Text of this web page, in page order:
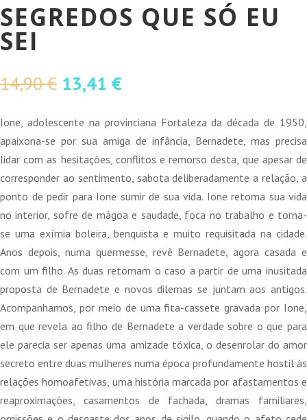
SEGREDOS QUE SÓ EU
SEI
14,90€ O
original
era:
14,90 €.
13,41 €O
atual
é:
13,41 €.
Ione, adolescente na provinciana Fortaleza da década de 1950,
apaixona-se por sua amiga de infância, Bernadete, mas precisa
lidar com as hesitações, conflitos e remorso desta, que apesar de
corresponder ao sentimento, sabota deliberadamente a relação, a
ponto de pedir para Ione sumir de sua vida. Ione retoma sua vida
no interior, sofre de mágoa e saudade, foca no trabalho e torna-
se uma exímia boleira, benquista e muito requisitada na cidade.
Anos depois, numa quermesse, revê Bernadete, agora casada e
com um filho. As duas retomam o caso a partir de uma inusitada
proposta de Bernadete e novos dilemas se juntam aos antigos.
Acompanhamos, por meio de uma fita-cassete gravada por Ione,
em que revela ao filho de Bernadete a verdade sobre o que para
ele parecia ser apenas uma amizade tóxica, o desenrolar do amor
secreto entre duas mulheres numa época profundamente hostil às
relações homoafetivas, uma história marcada por afastamentos e
reaproximações, casamentos de fachada, dramas familiares,